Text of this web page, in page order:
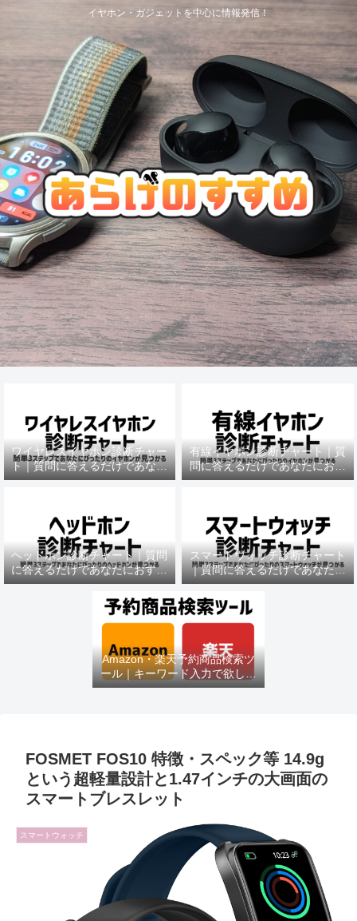
イヤホン・ガジェットを中心に情報発信！
ワイヤレスイヤホン診断チャー
ト｜質問に答えるだけであなた
におすすめの機種がわかる
有線イヤホン診断チャート｜質
問に答えるだけであなたにおす
すめの機種がわかる
ヘッドホン診断チャート｜質問
に答えるだけであなたにおすす
めの機種がわかる
スマートウォッチ診断チャート
｜質問に答えるだけであなたに
おすすめの機種がわかる
Amazon・楽天予約商品検索ツ
ール｜キーワード入力で欲しい
商品を即チェック
FOSMET FOS10 特徴・スペック等 14.9g
という超軽量設計と1.47インチの大画面の
スマートブレスレット
スマートウォッチ